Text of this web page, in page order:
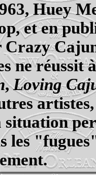
Huey
, et en
Crazy
ne réussit
,Loving
situation
les